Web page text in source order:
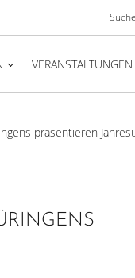
VERANSTALTUNGEN
präsentieren